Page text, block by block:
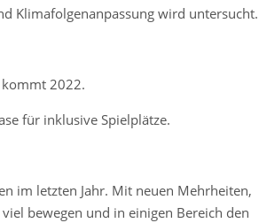
Klimafolgenanpassung wird untersucht.
kommt 2022.
für inklusive Spielplätze.
im letzten Jahr. Mit neuen Mehrheiten,
bewegen und in einigen Bereich den